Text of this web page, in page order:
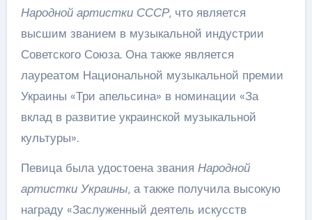
Народной артистки СССР, что является
высшим званием в музыкальной индустрии
Советского Союза. Она также является
лауреатом Национальной музыкальной премии
Украины «Три апельсина» в номинации «За
вклад в развитие украинской музыкальной
культуры».
Певица была удостоена звания Народной
артистки Украины, а также получила высокую
награду «Заслуженный деятель искусств